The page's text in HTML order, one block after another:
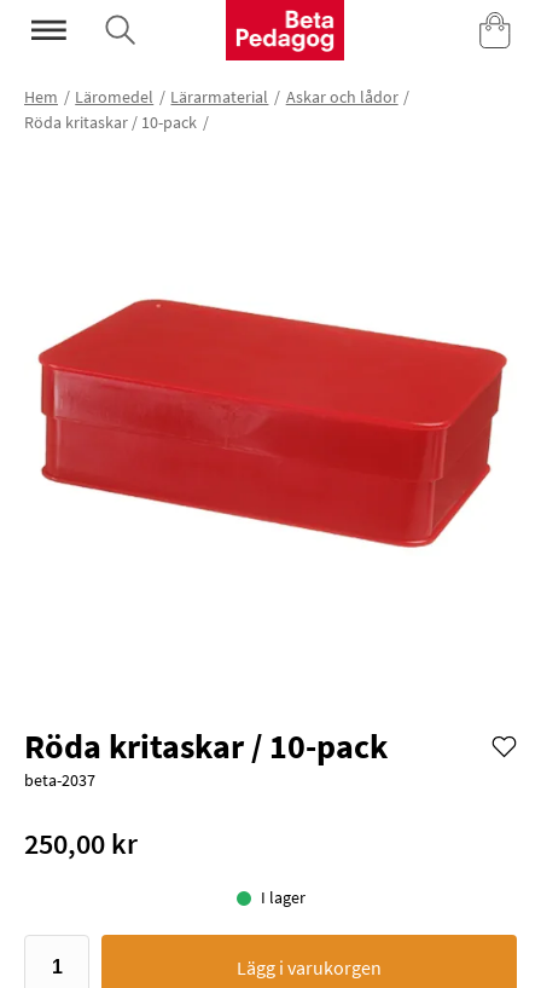
Mina Sidor
Hem Läromedel Lärarmaterial
Askar och lådor
Röda kritaskar / 10-pack
Röda kritaskar / 10-pack
beta-2037
250,00 kr
I lager
Lägg i varukorgen